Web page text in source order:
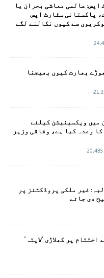
اپس: عالمی معاشی بحران یا
پاکستانی سٹارٹ اپس
سے کیوں نکالنے لگے
بھارت کیوں بھیجنا
میں ویکسینیشن کیلئے
ڈالر کا وعدہ کیا ہے، وفاقی وزیر
20,485
غیر ملکی پروڈکشنز پر
دی جائے
پر کھلاڑی ‘لاپتہ’